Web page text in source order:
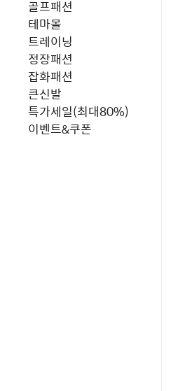
골프패션
테마몰
트레이닝
정장패션
잡화패션
큰신발
특가세일(최대80%)
이벤트&쿠폰